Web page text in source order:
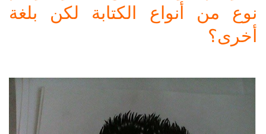
نوع من أنواع الكتابة لكن بلغة
أخرى؟